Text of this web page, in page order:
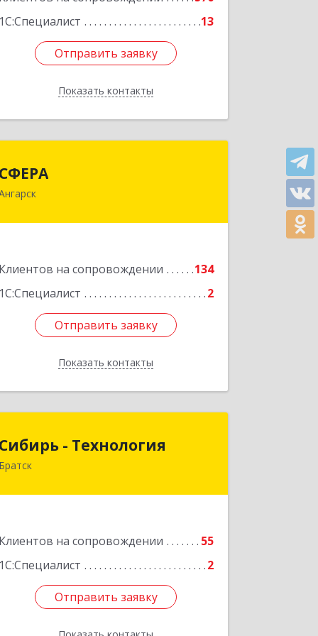
1С:Специалист
13
Отправить заявку
Показать контакты
Отправить заявку
Назад
СФЕРА
Клиентов на сопровождении
134
1С:Специалист
2
Отправить заявку
Показать контакты
665816, Иркутская обл, Ангарск г, 177-
Отправить заявку
Назад
Сибирь - Технология
Братск
Клиентов на сопровождении
55
1С:Специалист
2
Отправить заявку
Подробнее
Отправить заявку